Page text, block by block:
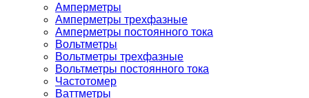
Амперметры
Амперметры трехфазные
Амперметры постоянного тока
Вольтметры
Вольтметры трехфазные
Вольтметры постоянного тока
Частотомер
Ваттметры